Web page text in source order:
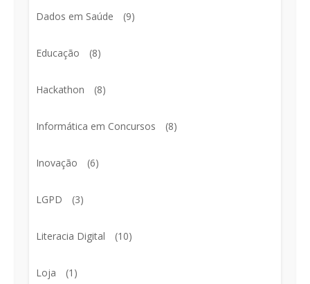
Dados em Saúde (9)
Educação (8)
Hackathon (8)
Informática em Concursos (8)
Inovação (6)
LGPD (3)
Literacia Digital (10)
Loja (1)